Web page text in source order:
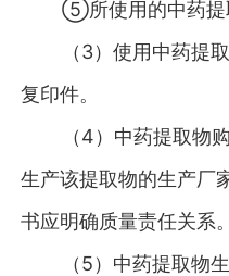
⑤所使用的中药提
（3）使用中药提
复印件。
（4）中药提取物
生产该提取物的生产厂
书应明确质量责任关系。
（5）中药提取物